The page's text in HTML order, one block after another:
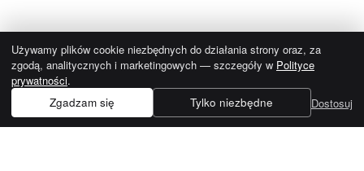
Używamy plików cookie niezbędnych do działania strony oraz, za
zgodą, analitycznych i marketingowych — szczegóły w Polityce
prywatności.
Zgadzam się
Tylko niezbędne Dostosuj